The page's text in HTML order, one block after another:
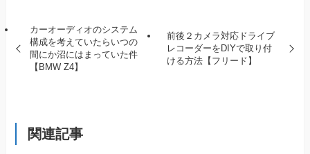
カーオーディオのシステム
構成を考えていたらいつの
間にか沼にはまっていた件
【BMW Z4】
前後２カメラ対応ドライブ
レコーダーをDIYで取り付
ける方法【フリード】
関連記事